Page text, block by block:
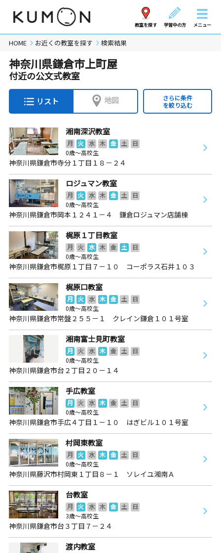
教室を探す 学習中の方 メニュー
HOME お近くの教室を探す 検索結果
神奈川県鎌倉市上町屋
付近の公文式教室
リスト 地図
さらに条件
を絞り込む
湘南深沢教室
月 火 水 木 金 土
日
0歳～高校生
神奈川県鎌倉市寺分１丁目１８－２４
ロジュマン教室
月 火 水 木 金 土
日
0歳～高校生
神奈川県鎌倉市岡本１２４１－４ 鎌倉ロジュマン店舗棟
梶原１丁目教室
月 火 水 木 金 土
日
0歳～高校生
神奈川県鎌倉市梶原１丁目７－１０ コーポラス石井１０３
梶原口教室
月 火 水 木 金 土
日
0歳～高校生
神奈川県鎌倉市常盤２５５－１ クレイン鎌倉１０１号室
湘南富士見町教室
月 火 水 木 金 土
日
0歳～高校生
神奈川県鎌倉市台２丁目２０－１４
手広教室
月 火 水 木 金 土
日
0歳～高校生
神奈川県鎌倉市手広４丁目１－１０ はぎビル１０１号室
村岡東教室
月 火 水 木 金 土
日
0歳～高校生
神奈川県藤沢市村岡東１丁目８－１ ソレイユ湘南Ａ
台教室
月 火 水 木 金 土
日
3歳～高校生
神奈川県鎌倉市台３丁目７－２４
渡内教室